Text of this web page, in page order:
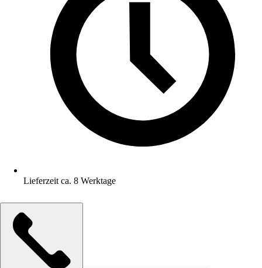
Lieferzeit ca. 8 Werktage